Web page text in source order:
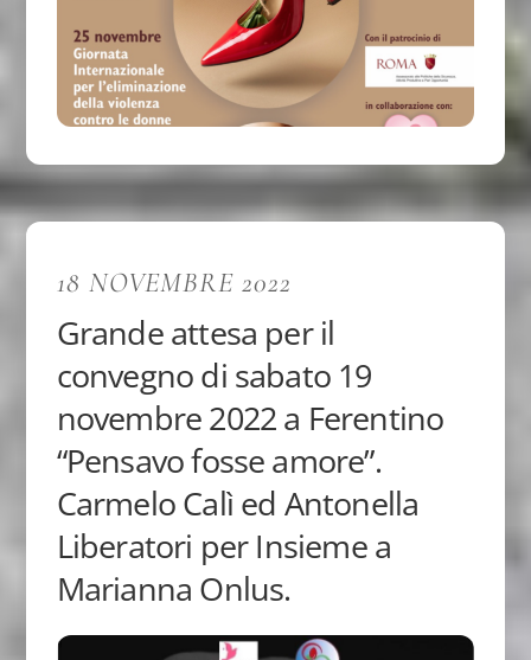
18 NOVEMBRE 2022
Grande attesa per il
convegno di sabato 19
novembre 2022 a Ferentino
“Pensavo fosse amore”.
Carmelo Calì ed Antonella
Liberatori per Insieme a
Marianna Onlus.